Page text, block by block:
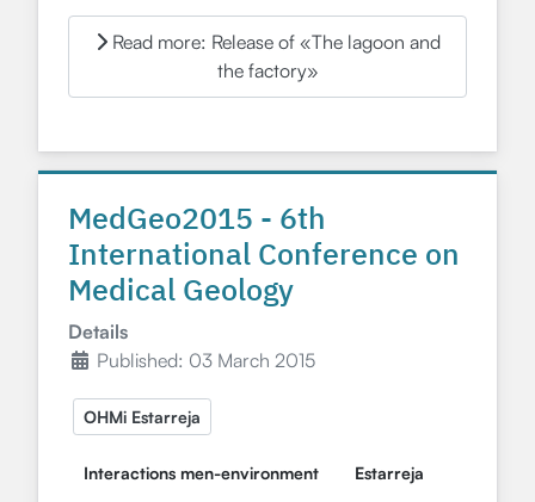
Read more: Release of «The lagoon and
the factory»
MedGeo2015 - 6th
International Conference on
Medical Geology
Details
Published: 03 March 2015
OHMi Estarreja
Interactions men-environment Estarreja